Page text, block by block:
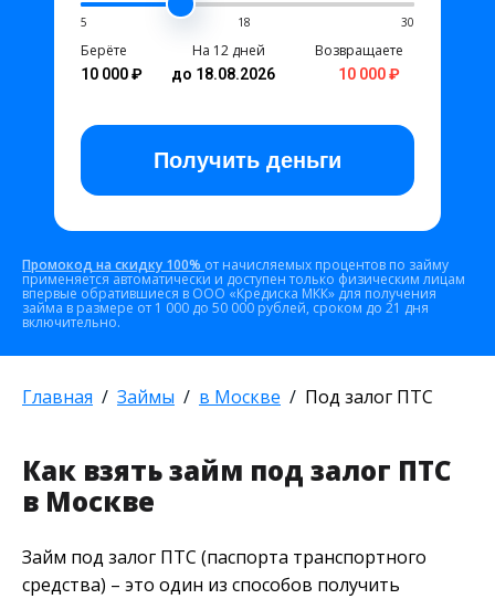
5 18 30
Берёте
10 000 ₽
На 12 дней
до 18.08.2026
Возвращаете
10 000 ₽
Получить деньги
Промокод на скидку 100% от начисляемых процентов по займу
применяется автоматически и доступен только физическим лицам
впервые обратившиеся в ООО «Кредиска МКК» для получения
займа в размере от 1 000 до 50 000 рублей, сроком до 21 дня
включительно.
Главная Займы в Москве Под залог ПТС
Как взять займ под залог ПТС
в Москве
Займ под залог ПТС (паспорта транспортного
средства) – это один из способов получить